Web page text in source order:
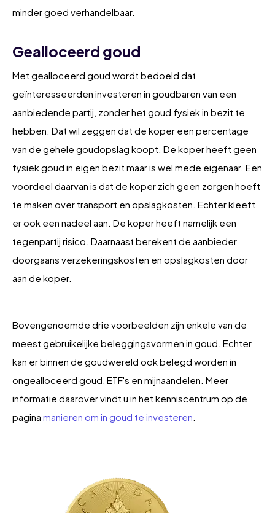
minder goed verhandelbaar.
Gealloceerd goud
Met gealloceerd goud wordt bedoeld dat
geïnteresseerden investeren in goudbaren van een
aanbiedende partij, zonder het goud fysiek in bezit te
hebben. Dat wil zeggen dat de koper een percentage
van de gehele goudopslag koopt. De koper heeft geen
fysiek goud in eigen bezit maar is wel mede eigenaar. Een
voordeel daarvan is dat de koper zich geen zorgen hoeft
te maken over transport en opslagkosten. Echter kleeft
er ook een nadeel aan. De koper heeft namelijk een
tegenpartij risico. Daarnaast berekent de aanbieder
doorgaans verzekeringskosten en opslagkosten door
aan de koper.
Bovengenoemde drie voorbeelden zijn enkele van de
meest gebruikelijke beleggingsvormen in goud. Echter
kan er binnen de goudwereld ook belegd worden in
ongealloceerd goud, ETF's en mijnaandelen. Meer
informatie daarover vindt u in het kenniscentrum op de
pagina manieren om in goud te investeren